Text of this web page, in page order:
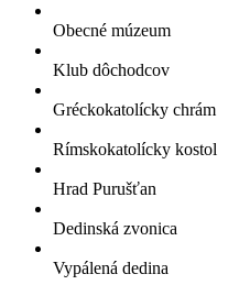
Obecné múzeum
Klub dôchodcov
Gréckokatolícky chrám
Rímskokatolícky kostol
Hrad Purušťan
Dedinská zvonica
Vypálená dedina